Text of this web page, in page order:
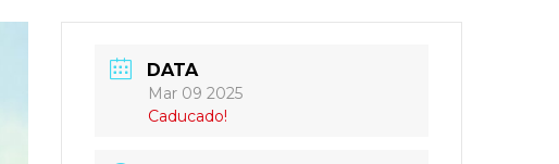
DATA
Mar 09 2025
Caducado!